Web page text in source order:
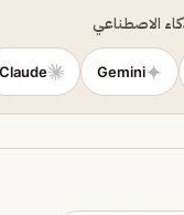
الاصطناعي
Gemini
Claude